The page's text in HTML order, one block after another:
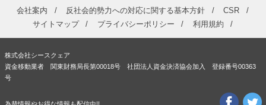
会社案内 反社会的勢力への対応に関する基本方針
CSR
サイトマップ
プライバシーポリシー 利用規約
株式会社シースクェア
資金移動業者 関東財務局長第00018号 社団法人資金決済協会加入 登録番号00363
号